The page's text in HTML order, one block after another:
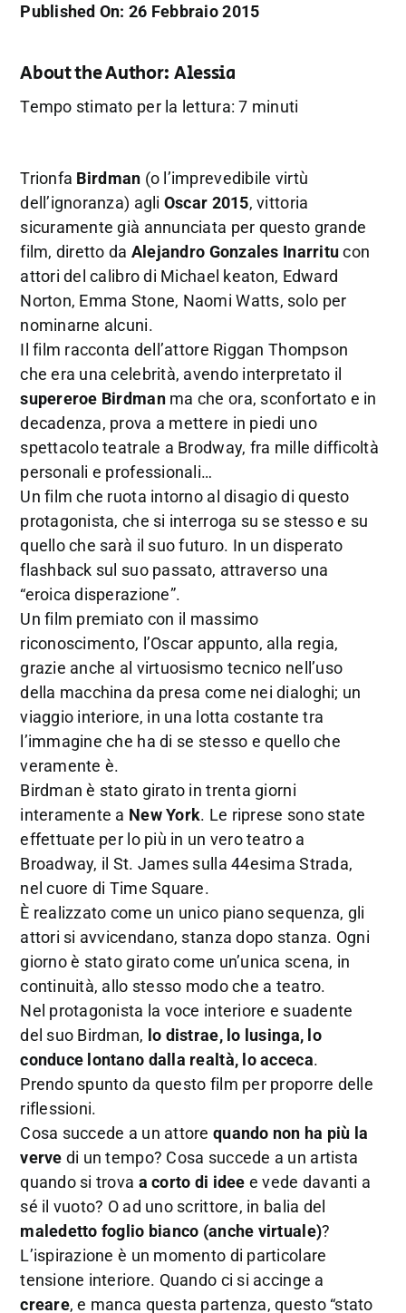
Published On: 26 Febbraio 2015
About the Author: Alessia
Tempo stimato per la lettura: 7 minuti
Trionfa Birdman (o l’imprevedibile virtù
dell’ignoranza) agli Oscar 2015, vittoria
sicuramente già annunciata per questo grande
film, diretto da Alejandro Gonzales Inarritucon
attori del calibro di Michael keaton, Edward
Norton, Emma Stone, Naomi Watts, solo per
nominarne alcuni.
Il film racconta dell’attore Riggan Thompson
che era una celebrità, avendo interpretato il
supereroe Birdmanma che ora, sconfortato e in
decadenza, prova a mettere in piedi uno
spettacolo teatrale a Brodway, fra mille difficoltà
personali e professionali…
Un film che ruota intorno al disagio di questo
protagonista, che si interroga su se stesso e su
quello che sarà il suo futuro. In un disperato
flashback sul suo passato, attraverso una
“eroica disperazione”.
Un film premiato con il massimo
riconoscimento, l’Oscar appunto, alla regia,
grazie anche al virtuosismo tecnico nell’uso
della macchina da presa come nei dialoghi; un
viaggio interiore, in una lotta costante tra
l’immagine che ha di se stesso e quello che
veramente è.
Birdman è stato girato in trenta giorni
interamente a New York. Le riprese sono state
effettuate per lo più in un vero teatro a
Broadway, il St. James sulla 44esima Strada,
nel cuore di Time Square.
È realizzato come un unico piano sequenza, gli
attori si avvicendano, stanza dopo stanza. Ogni
giorno è stato girato come un’unica scena, in
continuità, allo stesso modo che a teatro.
Nel protagonista la voce interiore e suadente
del suo Birdman, lo distrae, lo lusinga, lo
conduce lontano dalla realtà, lo acceca.
Prendo spunto da questo film per proporre delle
riflessioni.
Cosa succede a un attore quando non ha più la
verve di un tempo? Cosa succede a un artista
quando si trova a corto di idee e vede davanti a
sé il vuoto? O ad uno scrittore, in balia del
maledetto foglio bianco (anche virtuale)?
L’ispirazione è un momento di particolare
tensione interiore. Quando ci si accinge a
creare, e manca questa partenza, questo “stato